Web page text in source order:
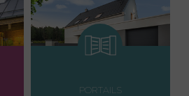
PORTAILS